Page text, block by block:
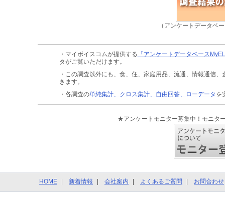
（アンケートデータベ
・マイボイスコムが提供する 「アンケートデータベース
タがご覧いただけます。
・この調査以外にも、食、住、家庭用品、流通、情報通信、
きます。
・各調査の単純集計、クロス集計、自由回答、ローデータ を
★アンケートモニター募集中！モニタ
HOME 新着情報 会社案内 よくあるご質問 お問合わせ